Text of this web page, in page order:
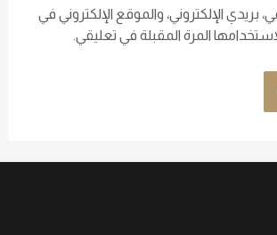
بريدي الإلكتروني، والموقع الإلكتروني في
المرة المقبلة في تعليقي.